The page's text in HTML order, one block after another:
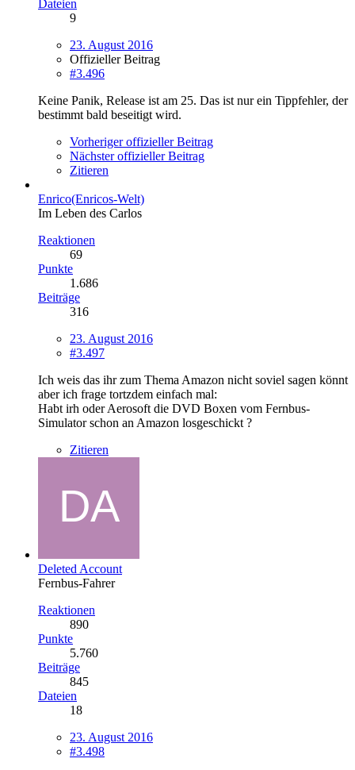
Dateien
9
23. August 2016
Offizieller Beitrag
#3.496
Keine Panik, Release ist am 25. Das ist nur ein Tippfehler, der
bestimmt bald beseitigt wird.
Vorheriger offizieller Beitrag
Nächster offizieller Beitrag
Zitieren
Enrico(Enricos-Welt)
Im Leben des Carlos
Reaktionen
69
Punkte
1.686
Beiträge
316
23. August 2016
#3.497
Ich weis das ihr zum Thema Amazon nicht soviel sagen könnt
aber ich frage tortzdem einfach mal:
Habt irh oder Aerosoft die DVD Boxen vom Fernbus-
Simulator schon an Amazon losgeschickt ?
Zitieren
Deleted Account
Fernbus-Fahrer
Reaktionen
890
Punkte
5.760
Beiträge
845
Dateien
18
23. August 2016
#3.498